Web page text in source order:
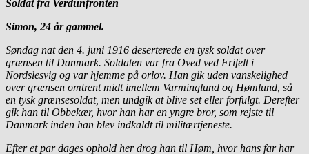
Soldat fra Verdunfronten
Simon, 24 år gammel.
Søndag nat den 4. juni 1916 deserterede en tysk soldat over
grænsen til Danmark. Soldaten var fra Oved ved Frifelt i
Nordslesvig og var hjemme på orlov. Han gik uden vanskelighed
over grænsen omtrent midt imellem Varminglund og Hømlund, så
en tysk grænsesoldat, men undgik at blive set eller forfulgt. Derefter
gik han til Obbekær, hvor han har en yngre bror, som rejste til
Danmark inden han blev indkaldt til militærtjeneste.
Efter et par dages ophold her drog han til Høm, hvor hans far har